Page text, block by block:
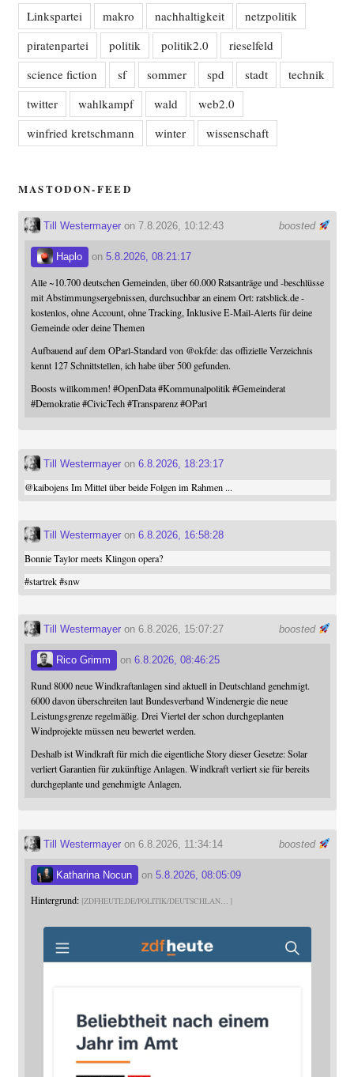
Linkspartei makro nachhaltigkeit
netzpolitik
piratenpartei
politik politik2.0
rieselfeld
science fiction
sf sommer spd stadt
technik
twitter
wahlkampf wald
web2.0
winfried kretschmann
winter wissenschaft
MASTODON-FEED
boosted
Till Westermayeron 7.8.2026, 10:12:43
Haplo on 5.8.2026, 08:21:17
Alle ~10.700 deutschen Gemeinden, über 60.000 Ratsanträge und -beschlüsse
mit Abstimmungsergebnissen, durchsuchbar an einem Ort: ratsblick.de -
kostenlos, ohne Account, ohne Tracking, Inklusive E-Mail-Alerts für deine
Gemeinde oder deine Themen
Aufbauend auf dem OParl-Standard von @okfde: das offizielle Verzeichnis
kennt 127 Schnittstellen, ich habe über 500 gefunden.
Boosts willkommen! #OpenData #Kommunalpolitik #Gemeinderat
#Demokratie #CivicTech #Transparenz #OParl
Till Westermayeron 6.8.2026, 18:23:17
@kaibojensIm Mittel über beide Folgen im Rahmen ...
Till Westermayeron 6.8.2026, 16:58:28
Bonnie Taylor meets Klingon opera?
#startrek #snw
boosted
Till Westermayeron 6.8.2026, 15:07:27
Rico Grimm on 6.8.2026, 08:46:25
Rund 8000 neue Windkraftanlagen sind aktuell in Deutschland genehmigt.
6000 davon überschreiten laut Bundesverband Windenergie die neue
Leistungsgrenze regelmäßig. Drei Viertel der schon durchgeplanten
Windprojekte müssen neu bewertet werden.
Deshalb ist Windkraft für mich die eigentliche Story dieser Gesetze: Solar
verliert Garantien für zukünftige Anlagen. Windkraft verliert sie für bereits
durchgeplante und genehmigte Anlagen.
boosted
Till Westermayeron 6.8.2026, 11:34:14
Katharina Nocun on 5.8.2026, 08:05:09
Hintergrund: ZDFHEUTE.DE/POLITIK/DEUTSCHLAN